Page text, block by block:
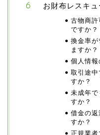
お財布レスキ
古物商
ですか？
換金率が
ますか？
個人情報
取引途
すか？
未成年で
すか？
借金の返
すか？
正規業